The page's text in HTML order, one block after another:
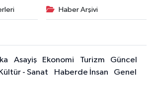
Haber Arşivi
Asayiş Ekonomi Turizm
Güncel
Kültür - Sanat Haberde İnsan Genel